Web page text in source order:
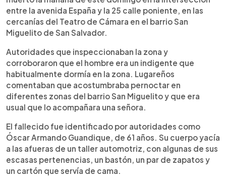
entre la avenida España y la 25 calle poniente, en las
cercanías del Teatro de Cámara en el barrio San
Miguelito de San Salvador.
Autoridades que inspeccionaban la zona y
corroboraron que el hombre era un indigente que
habitualmente dormía en la zona. Lugareños
comentaban que acostumbraba pernoctar en
diferentes zonas del barrio San Miguelito y que era
usual que lo acompañara una señora.
El fallecido fue identificado por autoridades como
Óscar Armando Guandique, de 61 años. Su cuerpo yacía
a las afueras de un taller automotriz, con algunas de sus
escasas pertenencias, un bastón, un par de zapatos y
un cartón que servía de cama.